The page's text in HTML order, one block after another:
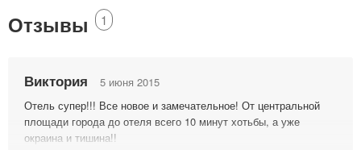
Отзывы 1
Виктория
5 июня 2015
Отель супер!!! Все новое и замечательное! От центральной
площади города до отеля всего 10 минут хотьбы, а уже
окраина и тишина!!